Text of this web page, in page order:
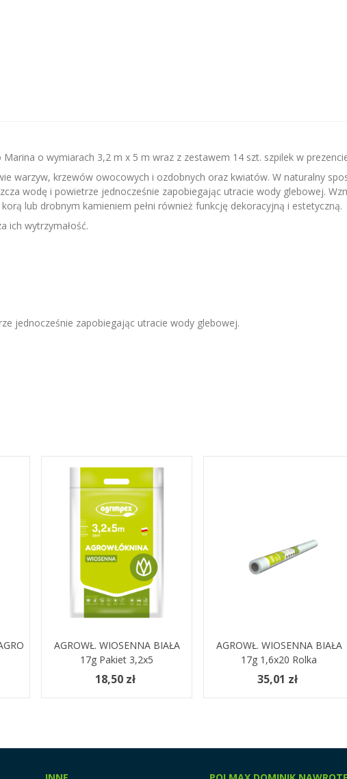
o wymiarach 3,2 m x 5 m wraz z zestawem 14 szt. szpilek w
warzyw, krzewów owocowych i ozdobnych oraz kwiatów. W naturalny
wodę i powietrze jednocześnie zapobiegając utracie wody glebowej.
lub drobnym kamieniem pełni również funkcję dekoracyjną i estetyczną.
ich wytrzymałość.
jednocześnie zapobiegając utracie wody glebowej.
Dodaj Do Koszyka
AGROWŁ. WIOSENNA BIAŁA
17g Pakiet 3,2x5
18,50 zł
Dodaj Do Koszyka
AGROWŁ. WIOSENNA BIAŁA
17g 1,6x20 Rolka
35,01 zł